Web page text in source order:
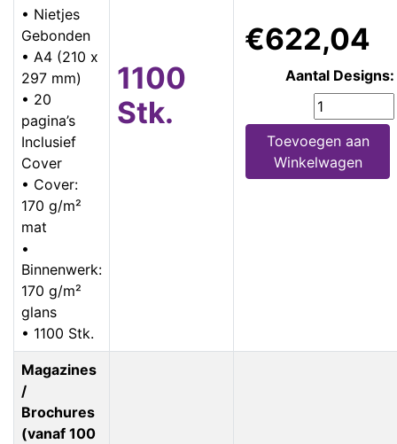
• Nietjes
Gebonden
• A4 (210 x
297 mm)
• 20
pagina’s
Inclusief
Cover
• Cover:
170 g/m²
mat
•
Binnenwerk:
170 g/m²
glans
• 1100 Stk.
1100
Stk.
€622,04
Aantal Designs:
Toevoegen aan
Winkelwagen
Magazines
/
Brochures
(vanaf 100